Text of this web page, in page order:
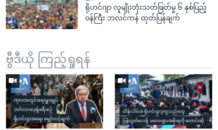
ရိုဟင်ဂျာ လူမျိုးတုံးသတ်ဖြတ်မှု ၆ နှစ်ပြည့်
ဝန်ကြီး ဘလင်ကန် ထုတ်ပြန်ချက်
ဗွီဒီယို ကြည့်ရှုရန်